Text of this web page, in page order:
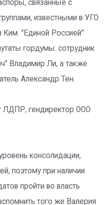
связанные с
известными в УГО
"Единой Россией"
гордумы: сотрудник
Владимир Ли, а также
Александр Тен.
ЛДПР, гендиректор ООО
консолидации,
поэтому при наличии
пройти во власть
того же Валерия